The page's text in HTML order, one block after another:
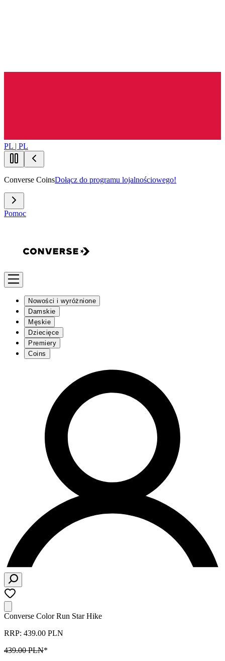
PL | PL
Converse CoinsDołącz do programu lojalnościowego!
Pomoc
Nowości i wyróżnione
Damskie
Męskie
Dziecięce
Premiery
Coins
Converse Color Run Star Hike
RRP: 439.00 PLN
439.00 PLN*